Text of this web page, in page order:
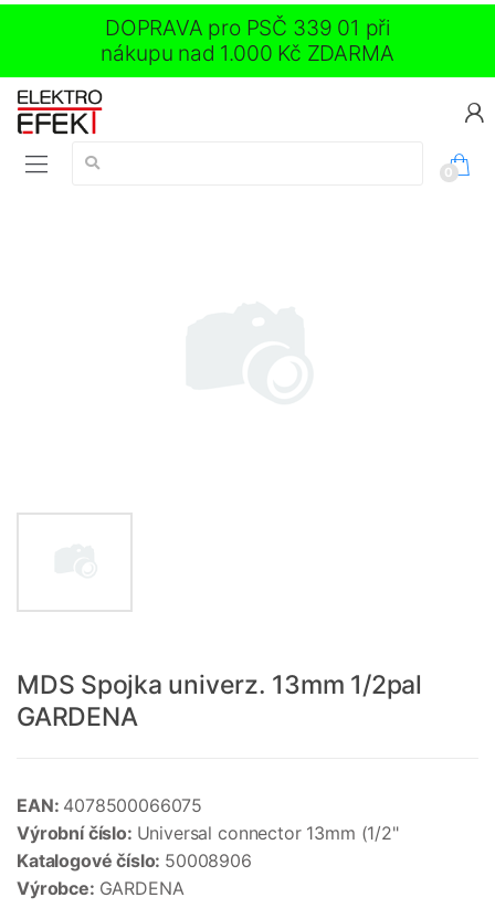
DOPRAVA pro PSČ 339 01 při
nákupu nad 1.000 Kč ZDARMA
Vyhledávání:
0
MDS Spojka univerz. 13mm 1/2pal
GARDENA
EAN: 4078500066075
Výrobní číslo: Universal connector 13mm (1/2"
Katalogové číslo: 50008906
Výrobce: GARDENA